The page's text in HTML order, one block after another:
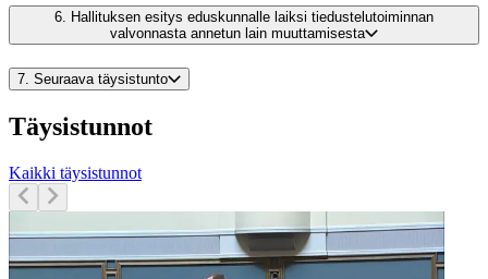
6. Hallituksen esitys eduskunnalle laiksi tiedustelutoiminnan
valvonnasta annetun lain muuttamisesta
7. Seuraava täysistunto
Täysistunnot
Kaikki täysistunnot